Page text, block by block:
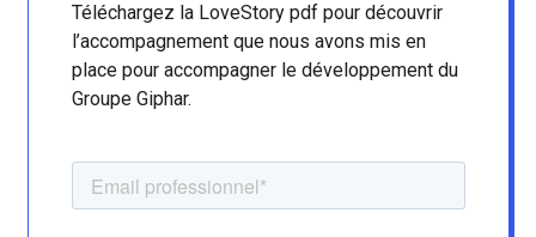
Téléchargez la LoveStory pdf pour découvrir
l’accompagnement que nous avons mis en
place pour accompagner le développement du
Groupe Giphar.